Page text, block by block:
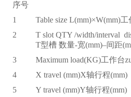
序号
1 Table size L(mm)×W(mm)
2
T slot QTY /width/interval
T型槽 数量-宽(mm)–间距
3
Maximum load(KG)工作台
4
X travel (mm)X轴行程(mm)
5
Y travel (mm)Y轴行程(mm)